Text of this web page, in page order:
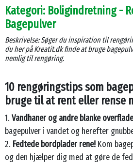
Kategori: Boligindretning -
Bagepulver
Beskrivelse: Søger du inspiration til
du her på Kreatit.dk finde at bruge
nemlig til rengøring.
10 rengøringstips som
bruge til at rent eller rense
1. Vandhaner og andre blanke
bagepulver i vandet og herefter
2. Fedtede bordplader rene! Kom
og den hjælper dig med at gøre de